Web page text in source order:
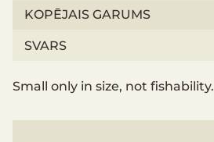
KOPĒJAIS GARUMS
SVARS
Small only in size, not fishability.